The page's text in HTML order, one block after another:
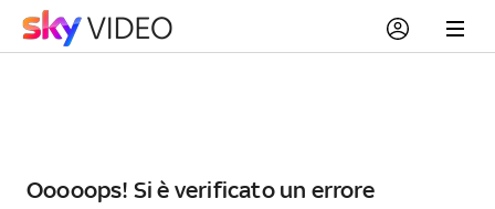
Ooooops! Si è verificato un errore